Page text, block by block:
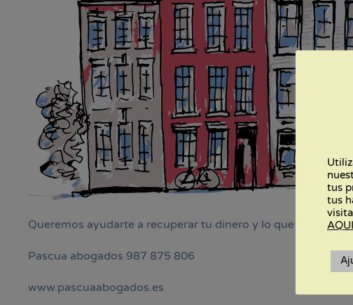
Queremos ayudarte a recuperar tu dinero y lo que pagaste
Pascua abogados 987 875 806
www.pascuaabogados.es
tus
tus
AQUI